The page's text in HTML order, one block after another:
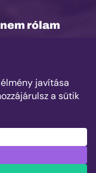
rólam
rossz dolog”
Daráló új